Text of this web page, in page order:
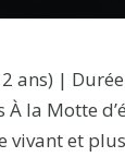
ans) |
la Motte
vivant et plus